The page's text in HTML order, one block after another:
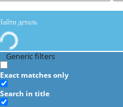
Generic filters
Exact matches only
Search in title